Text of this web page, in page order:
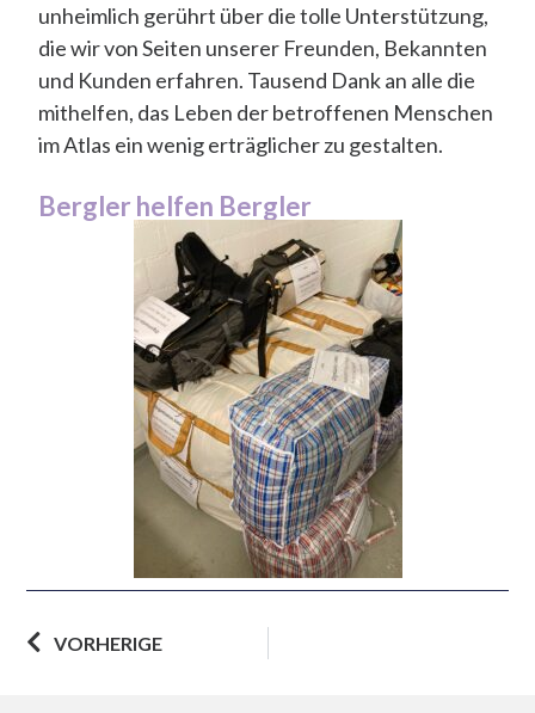
unheimlich gerührt über die tolle Unterstützung,
die wir von Seiten unserer Freunden, Bekannten
und Kunden erfahren. Tausend Dank an alle die
mithelfen, das Leben der betroffenen Menschen
im Atlas ein wenig erträglicher zu gestalten.
Bergler helfen Bergler
VORHERIGE